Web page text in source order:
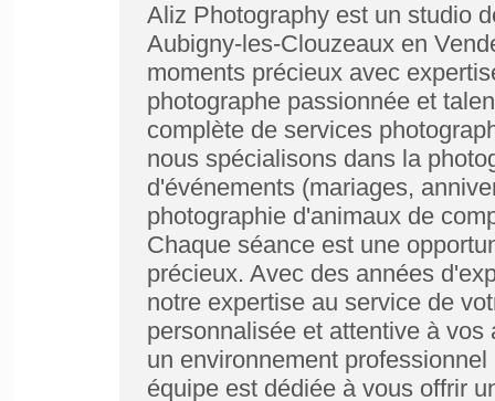
Aliz Photography est un studio
Aubigny-les-Clouzeaux en
moments précieux avec
photographe passionnée et
complète de services
nous spécialisons dans la
d'événements (mariages,
photographie d'animaux de
Chaque séance est une
précieux. Avec des années
notre expertise au service de
personnalisée et attentive à
un environnement
équipe est dédiée à vous offrir